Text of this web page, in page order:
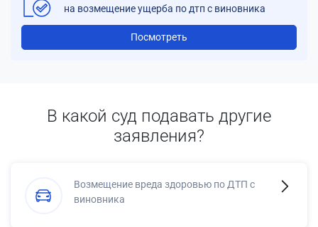
на возмещение ущерба по дтп с виновника
Посмотреть
В какой суд подавать другие
заявления?
Возмещение вреда здоровью по ДТП с
виновника